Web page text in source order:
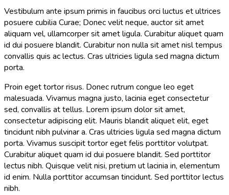
Vestibulum ante ipsum primis in faucibus orci luctus et ultrices
posuere cubilia Curae; Donec velit neque, auctor sit amet
aliquam vel, ullamcorper sit amet ligula. Curabitur aliquet quam
id dui posuere blandit. Curabitur non nulla sit amet nisl tempus
convallis quis ac lectus. Cras ultricies ligula sed magna dictum
porta.
Proin eget tortor risus. Donec rutrum congue leo eget
malesuada. Vivamus magna justo, lacinia eget consectetur
sed, convallis at tellus. Lorem ipsum dolor sit amet,
consectetur adipiscing elit. Mauris blandit aliquet elit, eget
tincidunt nibh pulvinar a. Cras ultricies ligula sed magna dictum
porta. Vivamus suscipit tortor eget felis porttitor volutpat.
Curabitur aliquet quam id dui posuere blandit. Sed porttitor
lectus nibh. Quisque velit nisi, pretium ut lacinia in, elementum
id enim. Nulla porttitor accumsan tincidunt. Sed porttitor lectus
nibh.